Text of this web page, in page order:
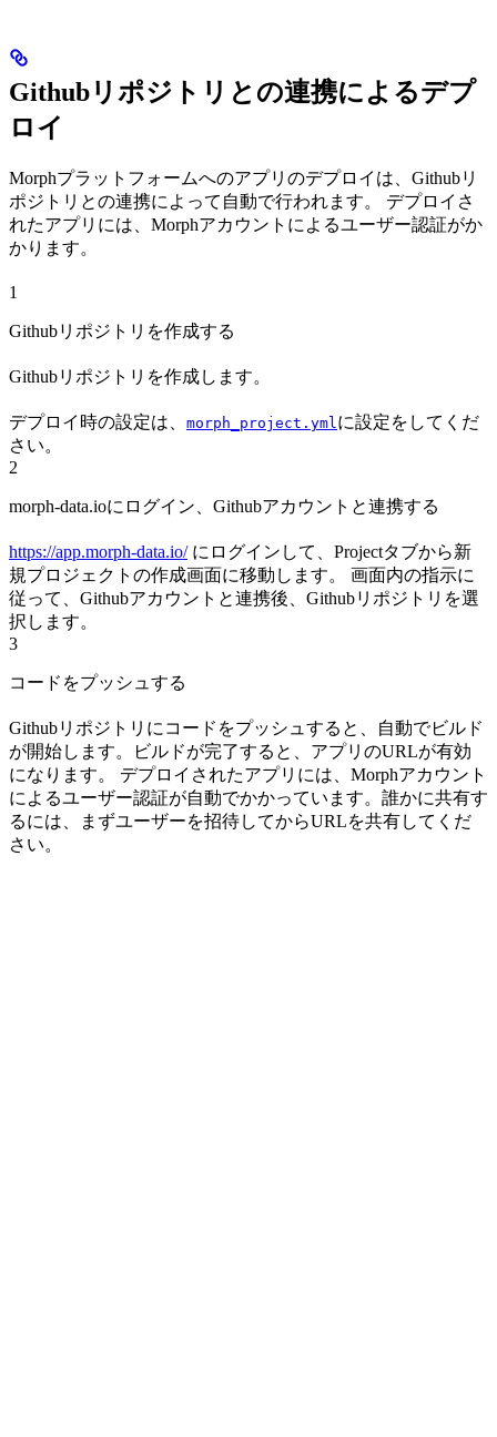
Githubリポジトリとの連携によるデプ
ロイ
Morphプラットフォームへのアプリのデプロイは、Githubリ
ポジトリとの連携によって自動で行われます。 デプロイさ
れたアプリには、Morphアカウントによるユーザー認証がか
かります。
1
Githubリポジトリを作成する
Githubリポジトリを作成します。
デプロイ時の設定は、 morph_project.yml に設定をしてくだ
さい。
2
morph-data.ioにログイン、Githubアカウントと連携する
https://app.morph-data.io/にログインして、Projectタブから新
規プロジェクトの作成画面に移動します。 画面内の指示に
従って、Githubアカウントと連携後、Githubリポジトリを選
択します。
3
コードをプッシュする
Githubリポジトリにコードをプッシュすると、自動でビルド
が開始します。ビルドが完了すると、アプリのURLが有効
になります。 デプロイされたアプリには、Morphアカウント
によるユーザー認証が自動でかかっています。誰かに共有す
るには、まずユーザーを招待してからURLを共有してくだ
さい。